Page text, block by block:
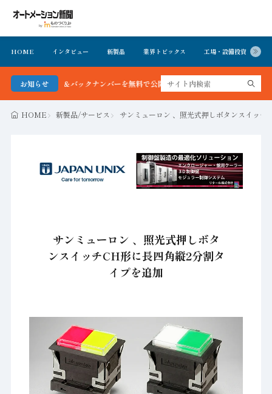
HOME インタビュー 新製品 業界トピックス 工場・設備投資
お知らせ
最新号＆バックナンバーを無料で公開中 詳細はこちら
HOME 新製品/サービス サンミューロン 、照光式押しボタンスイッ
サンミューロン 、照光式押しボタ
ンスイッチCH形に長四角縦2分割タ
イプを追加